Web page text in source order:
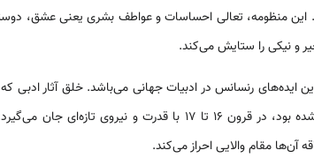
این منظومه، تعالی احساسات و عواطف بشری یعنی عشق،
و نیکی را ستایش می‌کند.
رو به خاموشی نهاده و تقریباً بطور کامل قطع نشده بود، در قرون 16
مقام والایی احراز می‌کند.